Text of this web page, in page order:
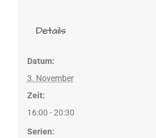
Details
Datum:
3. November
Zeit:
16:00 - 20:30
Serien: